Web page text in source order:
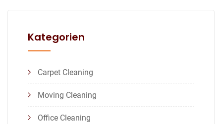
Kategorien
Carpet Cleaning
Moving Cleaning
Office Cleaning